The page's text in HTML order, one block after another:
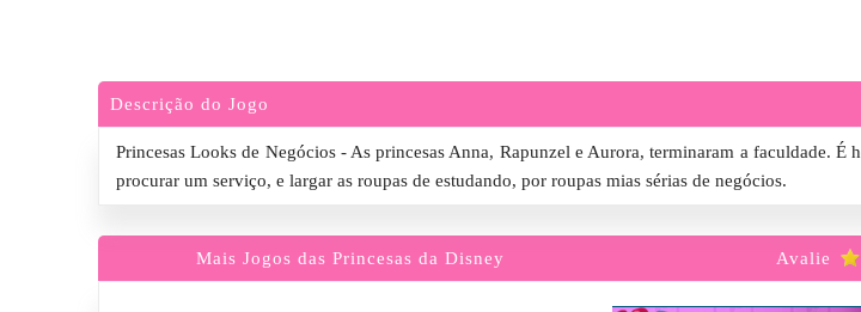
Descrição do Jogo
Princesas Looks de Negócios - As princesas Anna, Rapunzel e Aurora, terminaram a faculdade. É
procurar um serviço, e largar as roupas de estudando, por roupas mias sérias de negócios.
Mais Jogos das Princesas da Disney Avalie